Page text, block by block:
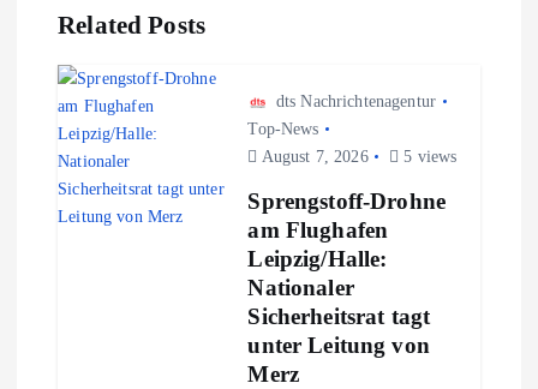
s
n
a
v
Related Posts
dts Nachrichtenagentur
Top-News
August 7, 2026
5 views
Sprengstoff-Drohne
am Flughafen
Leipzig/Halle:
Nationaler
Sicherheitsrat tagt
unter Leitung von
Merz